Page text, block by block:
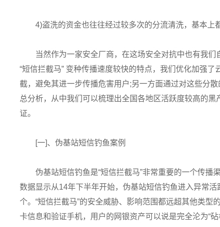
4)盗洗的资金也往往经过较多次的分流清洗，基本
当然作为一家安全厂商，在这场安全对抗中也有我
“短信拦截马” 变种传播速度较快的特点，我们优化加强
截，避免其进一步传播危害用户;另一方面通过对这些分
总分析，从中我们可以梳理出全国各地区活跃度较高的
证。
[一]、伪基站短信钓鱼案例
伪基站短信钓鱼是“短信拦截马”非常重要的一个传
数据显示从14年下半年开始，伪基站短信钓鱼进入异常
个。“短信拦截马”的安全威胁、影响范围都远超其他类
卡信息和验证手机，用户的网银资产可以说是完全沦为“砧